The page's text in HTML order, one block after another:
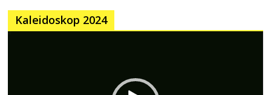
Kaleidoskop 2024